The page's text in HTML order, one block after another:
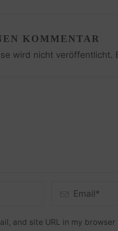
KOMMENTAR
wird nicht veröffentlicht.
and site URL in my